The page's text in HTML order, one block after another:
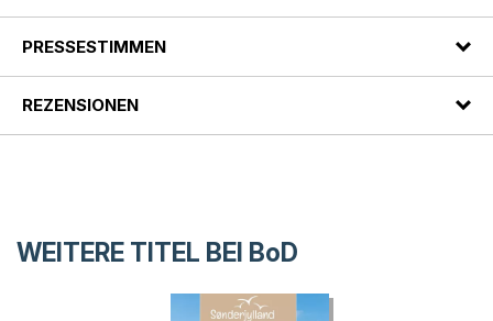
PRESSESTIMMEN
REZENSIONEN
WEITERE TITEL BEI BoD